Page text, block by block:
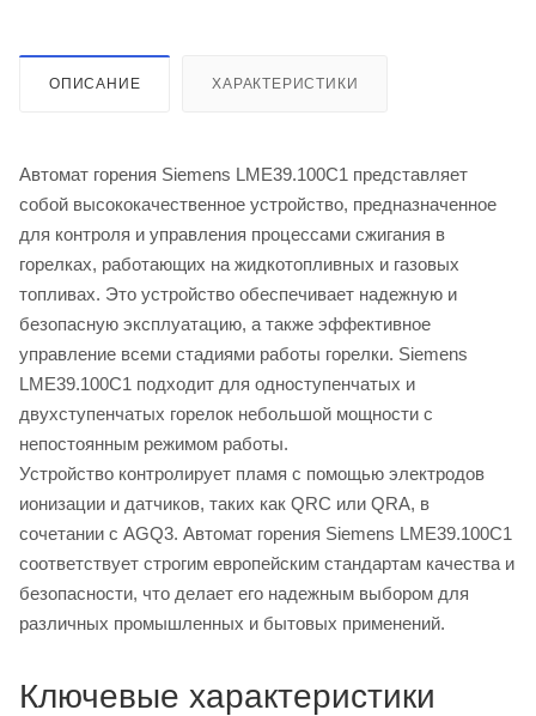
ОПИСАНИЕ ХАРАКТЕРИСТИКИ
Автомат горения Siemens LME39.100C1 представляет
собой высококачественное устройство, предназначенное
для контроля и управления процессами сжигания в
горелках, работающих на жидкотопливных и газовых
топливах. Это устройство обеспечивает надежную и
безопасную эксплуатацию, а также эффективное
управление всеми стадиями работы горелки. Siemens
LME39.100C1 подходит для одноступенчатых и
двухступенчатых горелок небольшой мощности с
непостоянным режимом работы.
Устройство контролирует пламя с помощью электродов
ионизации и датчиков, таких как QRC или QRA, в
сочетании с AGQ3. Автомат горения Siemens LME39.100C1
соответствует строгим европейским стандартам качества и
безопасности, что делает его надежным выбором для
различных промышленных и бытовых применений.
Ключевые характеристики